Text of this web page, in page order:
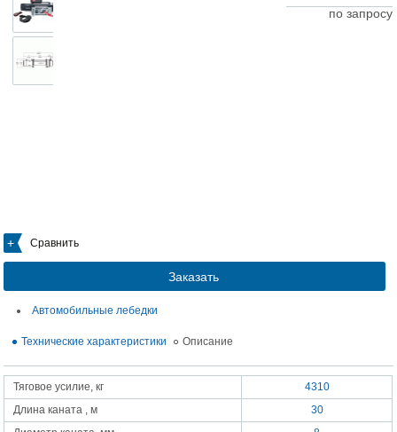
Сравнить
Заказать
по запросу
Автомобильные лебедки
Технические характеристики Описание
Тяговое усилие, кг
4310
Длина каната , м
30